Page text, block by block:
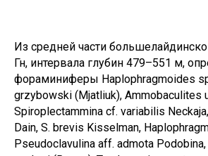
Из средней части
Гн, интервала глубин 479–551 м,
фораминиферы Haplophragmoides
grzybowski (Mjatliuk), Ammobaculites
Spiroplectammina cf. variabilis
Dain, S. brevis Kisselman,
Pseudoclavulina aff. admota Podobina,